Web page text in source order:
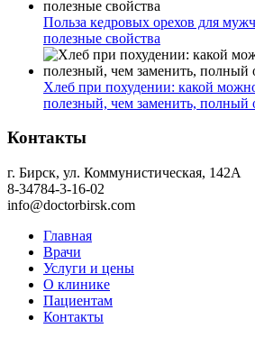
Польза кедровых орехов для
полезные свойства
Хлеб при похудении: какой
полезный, чем заменить, полный
Контакты
г. Бирск, ул. Коммунистическая, 142А
8-34784-3-16-02
info@doctorbirsk.com
Главная
Врачи
Услуги и цены
О клинике
Пациентам
Контакты